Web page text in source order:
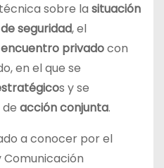
sobre la situación
seguridad, el
encuentro privadocon
en el que se
s y se
acción conjunta.
a conocer por el